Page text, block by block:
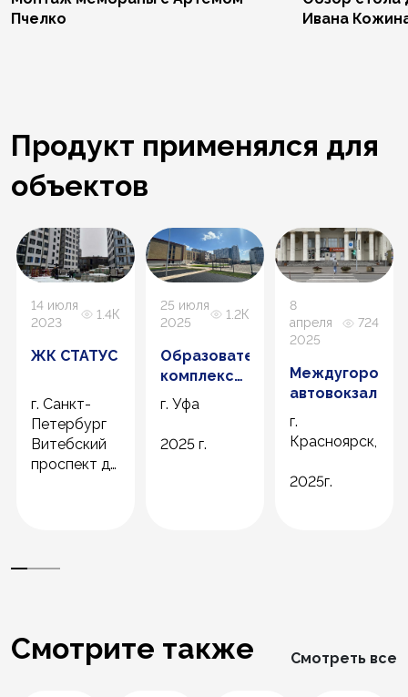
Пчелко
Ивана
Продукт применялся для
объектов
14 июля
2023
1.4К
ЖК СТАТУС
г. Санкт-
Петербург
Витебский
проспект д
25 июля
2025
1.2К
Образовательный
комплекс
«Уфа-450»
г. Уфа
2025 г.
8
апреля
2025
724
автовокзал
г.
Красноярск,
2025г.
Смотрите также Смотреть все